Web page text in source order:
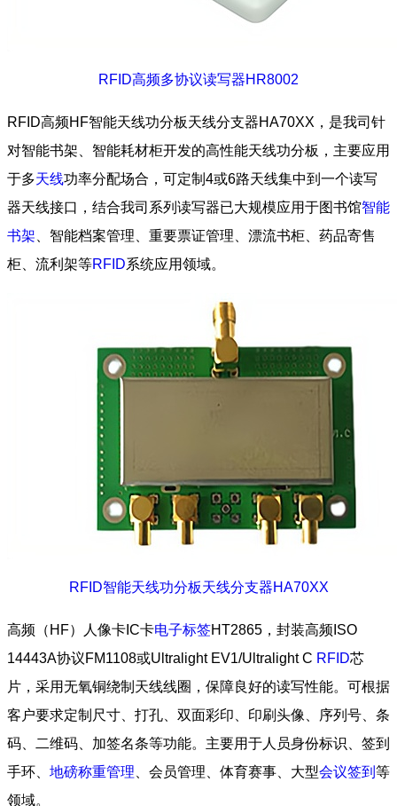
RFID高频多协议读写器HR8002
RFID高频HF智能天线功分板天线分支器HA70XX，是我司针
对智能书架、智能耗材柜开发的高性能天线功分板，主要应用
于多天线功率分配场合，可定制4或6路天线集中到一个读写
器天线接口，结合我司系列读写器已大规模应用于图书馆智能
书架 、智能档案管理、重要票证管理、漂流书柜、药品寄售
柜、流利架等RFID系统应用领域。
RFID智能天线功分板天线分支器HA70XX
高频（HF）人像卡IC卡电子标签HT2865，封装高频ISO
14443A协议FM1108或Ultralight EV1/Ultralight C RFID芯
片，采用无氧铜绕制天线线圈，保障良好的读写性能。可根据
客户要求定制尺寸、打孔、双面彩印、印刷头像、序列号、条
码、二维码、加签名条等功能。主要用于人员身份标识、签到
手环、 地磅称重管理 、会员管理、体育赛事、大型会议签到 等
领域。